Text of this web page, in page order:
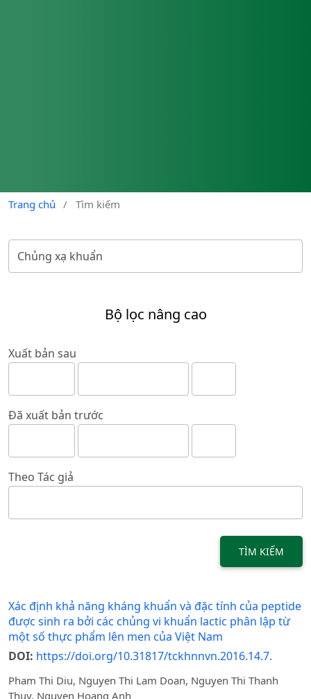
Trang chủ / Tìm kiếm
Bộ lọc nâng cao
Xuất bản sau
Đã xuất bản trước
Theo Tác giả
TÌM KIẾM
Xác định khả năng kháng khuẩn và đặc tính của peptide
được sinh ra bởi các chủng vi khuẩn lactic phân lập từ
một số thực phẩm lên men của Việt Nam
DOI: https://doi.org/10.31817/tckhnnvn.2016.14.7.
Pham Thi Diu, Nguyen Thi Lam Doan, Nguyen Thi Thanh
Thuy, Nguyen Hoang Anh